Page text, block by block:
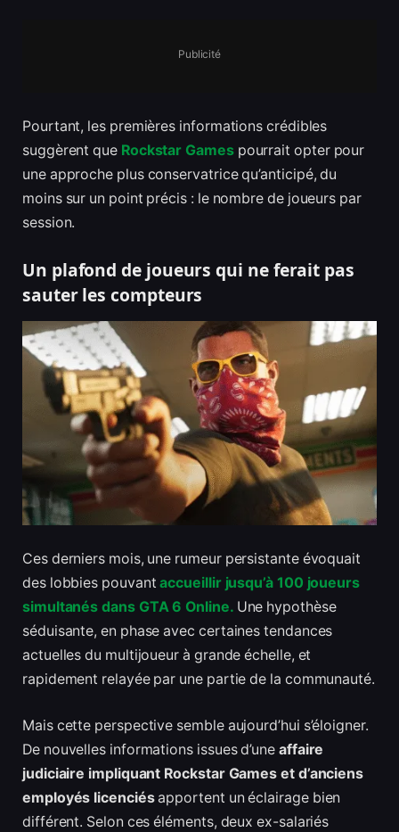
Publicité
Pourtant, les premières informations crédibles
suggèrent que Rockstar Gamespourrait opter pour
une approche plus conservatrice qu’anticipé, du
moins sur un point précis : le nombre de joueurs par
session.
Un plafond de joueurs qui ne ferait pas
sauter les compteurs
Ces derniers mois, une rumeur persistante évoquait
des lobbies pouvantaccueillir jusqu’à 100 joueurs
simultanés dans GTA 6 Online. Une hypothèse
séduisante, en phase avec certaines tendances
actuelles du multijoueur à grande échelle, et
rapidement relayée par une partie de la communauté.
Mais cette perspective semble aujourd’hui s’éloigner.
De nouvelles informations issues d’une affaire
judiciaire impliquant Rockstar Games et d’anciens
employés licenciésapportent un éclairage bien
différent. Selon ces éléments, deux ex-salariés